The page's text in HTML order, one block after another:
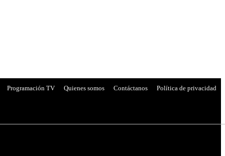
Programación TV Quienes somos Contáctanos Política de privacidad